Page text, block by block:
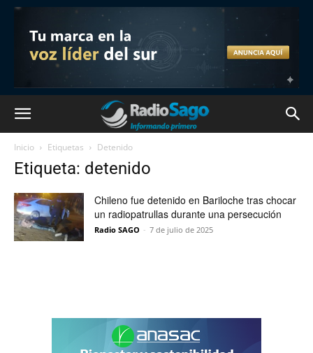
Inicio Etiquetas Detenido
Etiqueta: detenido
Chileno fue detenido en Bariloche tras chocar
un radiopatrullas durante una persecución
Radio SAGO - 7 de julio de 2025